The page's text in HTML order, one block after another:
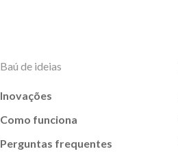
Baú de ideias
Inovações
Como funciona
Perguntas frequentes